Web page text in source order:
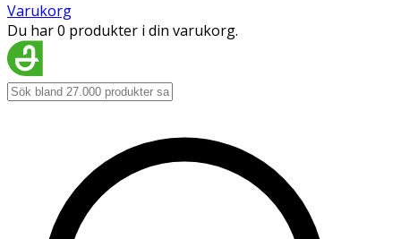
Varukorg
Du har 0 produkter i din varukorg.